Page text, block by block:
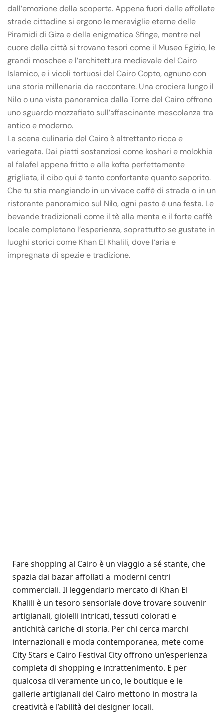
dall’emozione della scoperta. Appena fuori dalle affollate
strade cittadine si ergono le meraviglie eterne delle
Piramidi di Giza e della enigmatica Sfinge, mentre nel
cuore della città si trovano tesori come il Museo Egizio, le
grandi moschee e l’architettura medievale del Cairo
Islamico, e i vicoli tortuosi del Cairo Copto, ognuno con
una storia millenaria da raccontare. Una crociera lungo il
Nilo o una vista panoramica dalla Torre del Cairo offrono
uno sguardo mozzafiato sull’affascinante mescolanza tra
antico e moderno.
La scena culinaria del Cairo è altrettanto ricca e
variegata. Dai piatti sostanziosi come koshari e molokhia
al falafel appena fritto e alla kofta perfettamente
grigliata, il cibo qui è tanto confortante quanto saporito.
Che tu stia mangiando in un vivace caffè di strada o in un
ristorante panoramico sul Nilo, ogni pasto è una festa. Le
bevande tradizionali come il tè alla menta e il forte caffè
locale completano l’esperienza, soprattutto se gustate in
luoghi storici come Khan El Khalili, dove l’aria è
impregnata di spezie e tradizione.
Fare shopping al Cairo è un viaggio a sé stante, che
spazia dai bazar affollati ai moderni centri
commerciali. Il leggendario mercato di Khan El
Khalili è un tesoro sensoriale dove trovare souvenir
artigianali, gioielli intricati, tessuti colorati e
antichità cariche di storia. Per chi cerca marchi
internazionali e moda contemporanea, mete come
City Stars e Cairo Festival City offrono un’esperienza
completa di shopping e intrattenimento. E per
qualcosa di veramente unico, le boutique e le
gallerie artigianali del Cairo mettono in mostra la
creatività e l’abilità dei designer locali.